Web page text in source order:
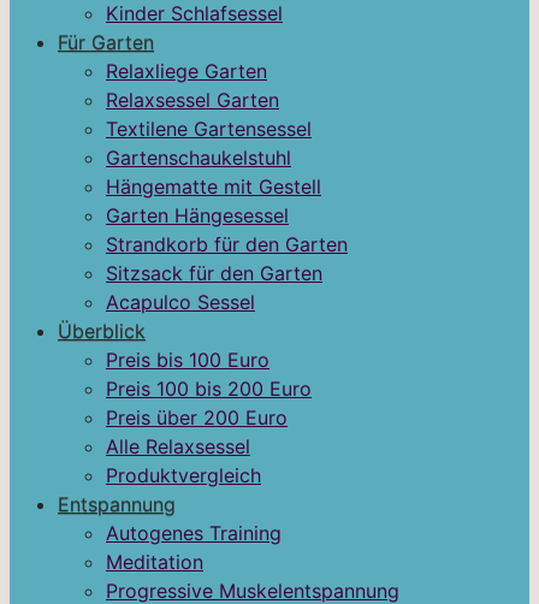
Kinder Schlafsessel
Für Garten
Relaxliege Garten
Relaxsessel Garten
Textilene Gartensessel
Gartenschaukelstuhl
Hängematte mit Gestell
Garten Hängesessel
Strandkorb für den Garten
Sitzsack für den Garten
Acapulco Sessel
Überblick
Preis bis 100 Euro
Preis 100 bis 200 Euro
Preis über 200 Euro
Alle Relaxsessel
Produktvergleich
Entspannung
Autogenes Training
Meditation
Progressive Muskelentspannung